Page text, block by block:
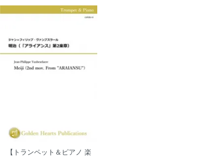
【トランペット＆ピアノ 楽